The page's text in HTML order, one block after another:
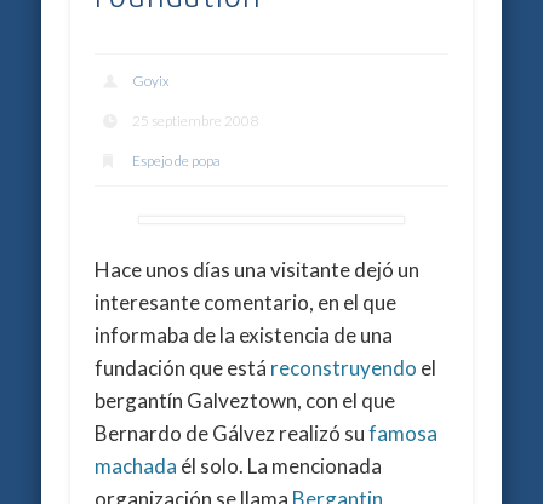
Goyix
25 septiembre 2008
Espejo de popa
Hace unos días una visitante dejó un
interesante comentario, en el que
informaba de la existencia de una
fundación que está reconstruyendo el
bergantín Galveztown, con el que
Bernardo de Gálvez realizó sufamosa
machada él solo. La mencionada
organización se llama Bergantin